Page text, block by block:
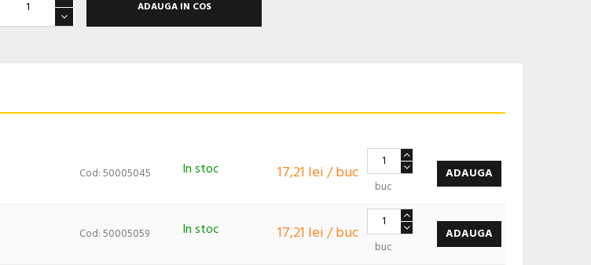
ADAUGA IN COS
Cod: 50005045 In stoc 17,21 lei / buc
buc
ADAUGA
Cod: 50005059 In stoc 17,21 lei / buc
buc
ADAUGA